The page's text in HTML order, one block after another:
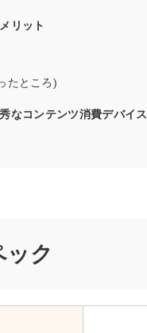
リット
たところ)
なコンテンツ消費デバイス
ク